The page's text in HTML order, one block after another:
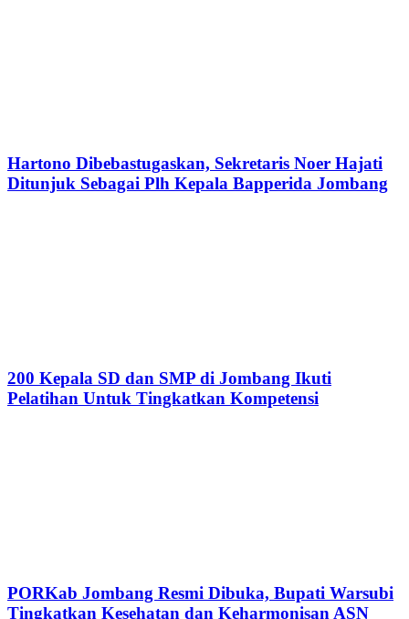
Hartono Dibebastugaskan, Sekretaris Noer Hajati
Ditunjuk Sebagai Plh Kepala Bapperida Jombang
200 Kepala SD dan SMP di Jombang Ikuti
Pelatihan Untuk Tingkatkan Kompetensi
PORKab Jombang Resmi Dibuka, Bupati Warsubi
Tingkatkan Kesehatan dan Keharmonisan ASN